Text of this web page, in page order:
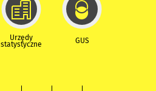
Urzędy
statystyczne GUS